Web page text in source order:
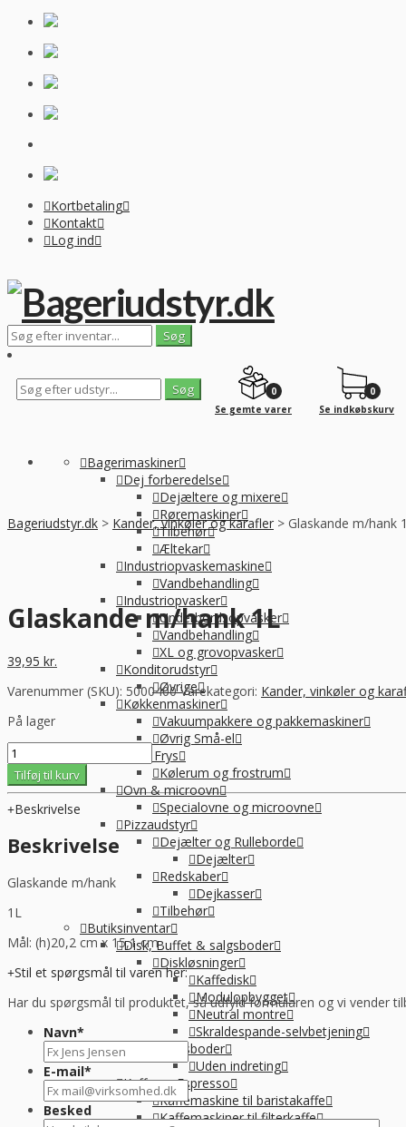
Kortbetaling
Kontakt
Log ind
0
Se gemte varer
0
Se indkøbskurv
Bagerimaskiner
Dej forberedelse
Dejæltere og mixere
Røremaskiner
Tilbehør
Æltekar
Industriopvaskemaskine
Vandbehandling
Industriopvasker
Underbordsopvasker
Vandbehandling
XL og grovopvasker
Konditorudstyr
Øvrige
Køkkenmaskiner
Vakuumpakkere og pakkemaskiner
Øvrig Små-el
Køl / Frys
Kølerum og frostrum
Ovn & microovn
Specialovne og microovne
Pizzaudstyr
Dejælter og Rulleborde
Dejælter
Redskaber
Dejkasser
Tilbehør
Butiksinventar
Disk, Buffet & salgsboder
Diskløsninger
Kaffedisk
Modulopbygget
Neutral montre
Skraldespande-selvbetjening
Salgsboder
Uden indreting
Kaffe og Espresso
Kaffemaskine til baristakaffe
Kaffemaskiner til filterkaffe
Bageriudstyr.dk > Kander, vinkøler og karafler > Glaskande m/hank
Glaskande m/hank 1L
39,95 kr.
Varenummer (SKU): 5000400 Varekategori: Kander, vinkøler og
På lager
Glaskande
m/hank
1L
antal
Tilføj til kurv
Beskrivelse
Beskrivelse
Glaskande m/hank
1L
Mål: (h)20,2 cm x 15,1 cm
Stil et spørgsmål til varen her:
Har du spørgsmål til produktet, så udfyld formularen og vi vender
Navn*
E-mail*
Besked